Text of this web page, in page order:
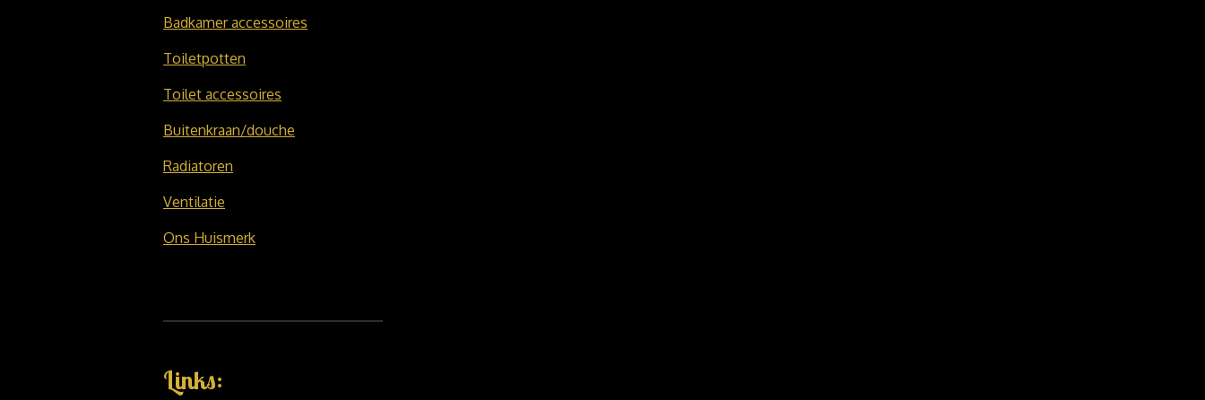
Badkamer accessoires
Toiletpotten
Toilet accessoires
Buitenkraan/douche
Radiatoren
Ventilatie
Ons Huismerk
Links: